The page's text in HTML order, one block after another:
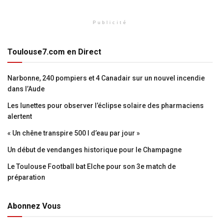
Publicité
Toulouse7.com en Direct
Narbonne, 240 pompiers et 4 Canadair sur un nouvel incendie
dans l’Aude
Les lunettes pour observer l’éclipse solaire des pharmaciens
alertent
« Un chêne transpire 500 l d’eau par jour »
Un début de vendanges historique pour le Champagne
Le Toulouse Football bat Elche pour son 3e match de
préparation
Abonnez Vous